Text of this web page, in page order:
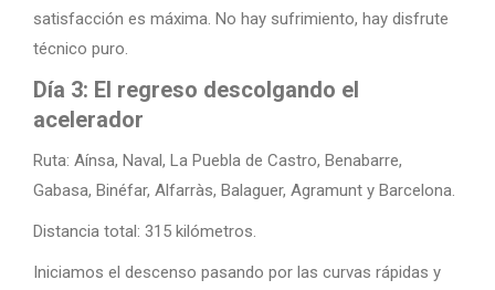
satisfacción es máxima. No hay sufrimiento, hay disfrute
técnico puro.
Día 3: El regreso descolgando el
acelerador
Ruta: Aínsa, Naval, La Puebla de Castro, Benabarre,
Gabasa, Binéfar, Alfarràs, Balaguer, Agramunt y Barcelona.
Distancia total: 315 kilómetros.
Iniciamos el descenso pasando por las curvas rápidas y